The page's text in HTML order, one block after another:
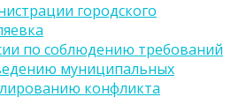
городского
по соблюдению требований
муниципальных
конфликта